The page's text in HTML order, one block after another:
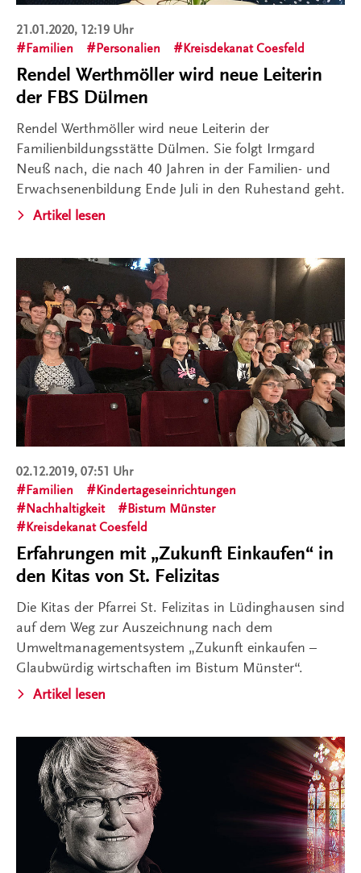
21.01.2020, 12:19 Uhr
Familien
Personalien Kreisdekanat Coesfeld
Rendel Werthmöller wird neue Leiterin
der FBS Dülmen
Rendel Werthmöller wird neue Leiterin der
Familienbildungsstätte Dülmen. Sie folgt Irmgard
Neuß nach, die nach 40 Jahren in der Familien- und
Erwachsenenbildung Ende Juli in den Ruhestand geht.
Artikel lesen
02.12.2019, 07:51 Uhr
Familien
Kindertageseinrichtungen
Nachhaltigkeit
Bistum Münster
Kreisdekanat Coesfeld
Erfahrungen mit „Zukunft Einkaufen“ in
den Kitas von St. Felizitas
Die Kitas der Pfarrei St. Felizitas in Lüdinghausen sind
auf dem Weg zur Auszeichnung nach dem
Umweltmanagementsystem „Zukunft einkaufen –
Glaubwürdig wirtschaften im Bistum Münster“.
Artikel lesen